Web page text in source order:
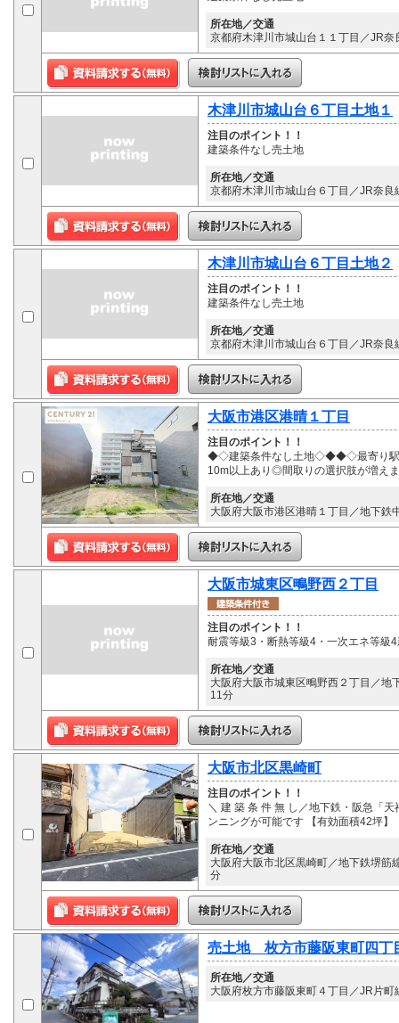
所在地／交通
京都府木津川市城山台１１丁目／JR奈
木津川市城山台６丁目土地１
注目のポイント！！
建築条件なし売土地
所在地／交通
京都府木津川市城山台６丁目／JR奈良
木津川市城山台６丁目土地２
注目のポイント！！
建築条件なし売土地
所在地／交通
京都府木津川市城山台６丁目／JR奈良
大阪市港区港晴１丁目
注目のポイント！！
◆◇建築条件なし土地◇◆◆◇最寄り駅
10m以上あり◎間取りの選択肢が増え
所在地／交通
大阪府大阪市港区港晴１丁目／地下鉄
大阪市城東区鴫野西２丁目
注目のポイント！！
耐震等級3・断熱等級4・一次エネ等級
所在地／交通
大阪府大阪市城東区鴫野西２丁目／地
11分
大阪市北区黒崎町
注目のポイント！！
＼ 建 築 条 件 無 し／地下鉄・阪急「
ンニングが可能です 【有効面積42坪】
所在地／交通
大阪府大阪市北区黒崎町／地下鉄堺筋
分
売土地 枚方市藤阪東町四丁
所在地／交通
大阪府枚方市藤阪東町４丁目／JR片町